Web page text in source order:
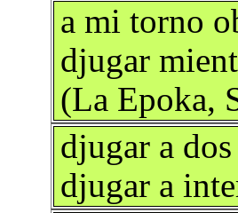
a mi torno
djugar
(La Epoka,
djugar a
djugar a